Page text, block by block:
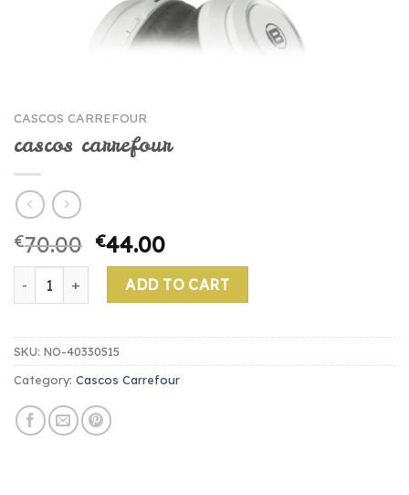
CASCOS CARREFOUR
cascos carrefour
€70.00 €44.00
cascos carrefour quantity
ADD TO CART
SKU: NO-40330515
Category: Cascos Carrefour